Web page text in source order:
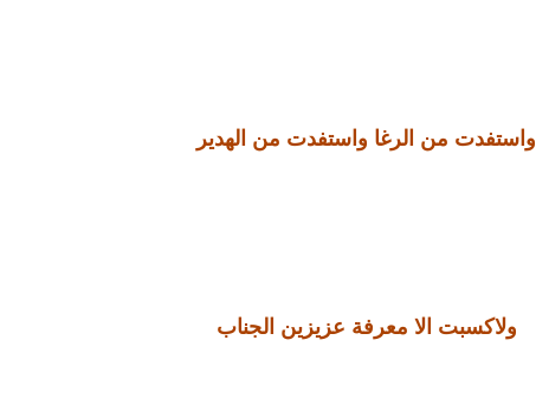
واستفدت من الرغا واستفدت من الهدير
ولاكسبت الا معرفة عزيزين الجناب